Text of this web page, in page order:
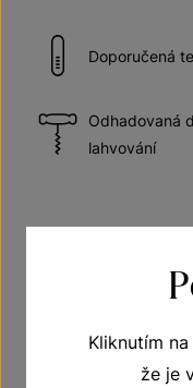
Doporučená
Odhadovaná
lahvování
Představte si
sladký?
zklamání?
Kliknutím
že je